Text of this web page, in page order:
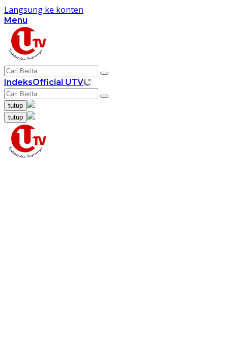
Langsung ke konten
Menu
IndeksOfficial UTV
tutup
tutup